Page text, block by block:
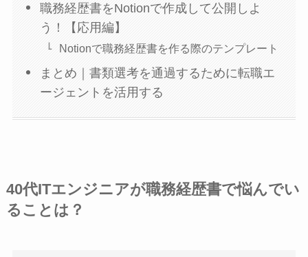
職務経歴書をNotionで作成して公開しよ
う！【応用編】
Notionで職務経歴書を作る際のテンプレート
まとめ｜書類選考を通過するために転職エ
ージェントを活用する
40代ITエンジニアが職務経歴書で悩んでい
ることは？